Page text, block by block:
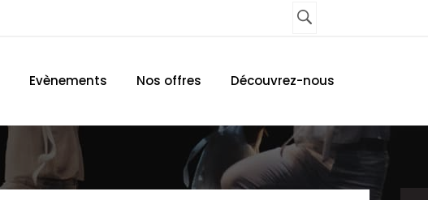
Evènements Nos offres Découvrez-nous